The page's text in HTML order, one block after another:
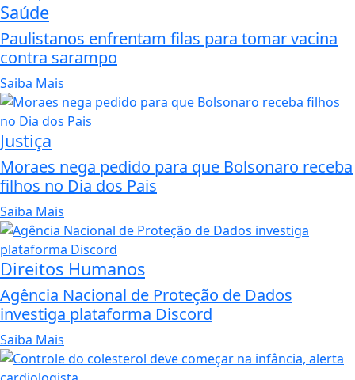
Saúde
Paulistanos enfrentam filas para tomar vacina
contra sarampo
Saiba Mais
Justiça
Moraes nega pedido para que Bolsonaro receba
filhos no Dia dos Pais
Saiba Mais
Direitos Humanos
Agência Nacional de Proteção de Dados
investiga plataforma Discord
Saiba Mais